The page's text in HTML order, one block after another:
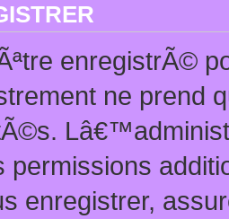
enregistrÃ©
ne prend
permissions
enregistrer,